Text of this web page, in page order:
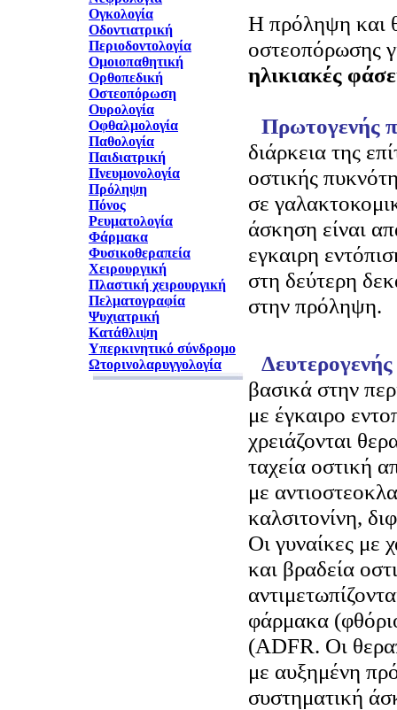
Ογκολογία
Οδοντιατρική
Περιοδοντολογία
Ομοιοπαθητική
Ορθοπεδική
Οστεοπόρωση
Ουρολογία
Οφθαλμολογία
Παθολογία
Παιδιατρική
Πνευμονολογία
Πρόληψη
Πόνος
Ρευματολογία
Φάρμακα
Φυσικοθεραπεία
Χειρουργική
Πλαστική χειρουργική
Πελματογραφία
Ψυχιατρική
Κατάθλιψη
Υπερκινητικό σύνδρομο
Ωτορινολαρυγγολογία
Η πρόληψη και
οστεοπόρωσης
ηλικιακές
Πρωτογενής
διάρκεια της
οστικής
σε
άσκηση είναι
εγκαιρη
στη δεύτερη
στην πρόληψη.
βασικά στην
με έγκαιρο
χρειάζονται
ταχεία οστική
με
καλσιτονίνη,
Οι γυναίκες με
και βραδεία
φάρμακα
(ADFR. Οι
με αυξημένη
συστηματική